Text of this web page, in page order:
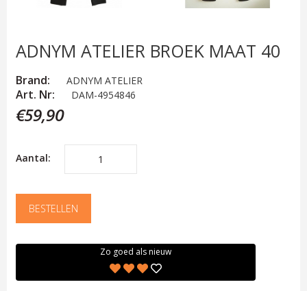
ADNYM ATELIER BROEK MAAT 40
Brand: ADNYM ATELIER
Art. Nr: DAM-4954846
€59,90
Aantal:
BESTELLEN
Zo goed als nieuw